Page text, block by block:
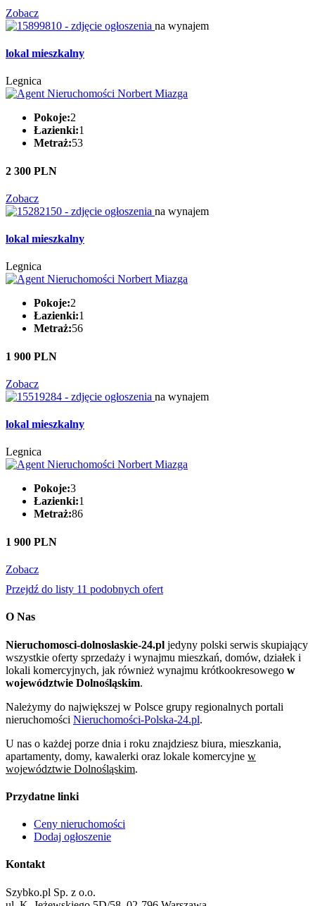
Zobacz
na wynajem
lokal mieszkalny
Legnica
Pokoje:2
Łazienki:1
Metraż:53
2 300 PLN
Zobacz
na wynajem
lokal mieszkalny
Legnica
Pokoje:2
Łazienki:1
Metraż:56
1 900 PLN
Zobacz
na wynajem
lokal mieszkalny
Legnica
Pokoje:3
Łazienki:1
Metraż:86
1 900 PLN
Zobacz
Przejdź do listy 11 podobnych ofert
O Nas
Nieruchomosci-dolnoslaskie-24.pl jedyny polski serwis skupiający
wszystkie oferty sprzedaży i wynajmu mieszkań, domów, działek i
lokali komercyjnych, jak również wynajmu krótkookresowego w
województwie Dolnośląskim.
Należymy do największej w Polsce grupy regionalnych portali
nieruchomości Nieruchomości-Polska-24.pl.
U nas o każdej porze dnia i roku znajdziesz biura, mieszkania,
apartamenty, domy, kawalerki oraz lokale komercyjne w
województwie Dolnośląskim.
Przydatne linki
Ceny nieruchomości
Dodaj ogłoszenie
Kontakt
Szybko.pl Sp. z o.o.